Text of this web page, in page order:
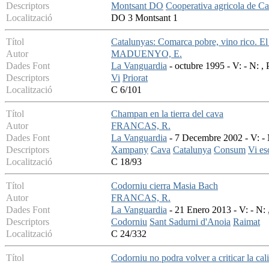
Descriptors
Montsant DO Cooperativa agricola de
Localització
DO 3 Montsant 1
Títol
Catalunyas: Comarca pobre, vino rico.
Autor
MADUENYO, E.
Dades Font
La Vanguardia - octubre 1995 - V: - N: ,
Descriptors
Vi Priorat
Localització
C 6/101
Títol
Champan en la tierra del cava
Autor
FRANCAS, R.
Dades Font
La Vanguardia - 7 Decembre 2002 - V: -
Descriptors
Xampany Cava Catalunya Consum Vi
Localització
C 18/93
Títol
Codorniu cierra Masia Bach
Autor
FRANCAS, R.
Dades Font
La Vanguardia - 21 Enero 2013 - V: - N:
Descriptors
Codorniu Sant Sadurni d'Anoia Raimat
Localització
C 24/332
Títol
Codorniu no podra volver a criticar la